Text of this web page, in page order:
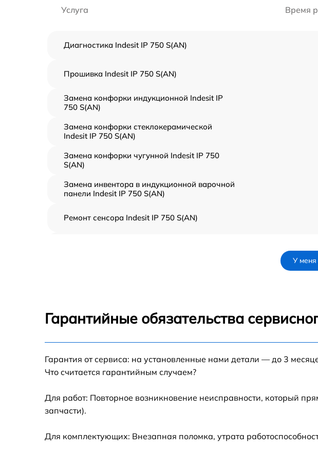
Услуга Время
Диагностика Indesit IP 750 S(AN)
Прошивка Indesit IP 750 S(AN)
Замена конфорки индукционной Indesit IP
750 S(AN)
Замена конфорки стеклокерамической
Indesit IP 750 S(AN)
Замена конфорки чугунной Indesit IP 750
S(AN)
Замена инвентора в индукционной варочной
панели Indesit IP 750 S(AN)
Ремонт сенсора Indesit IP 750 S(AN)
Замена сенсора Indesit IP 750 S(AN)
У меня
Гарантийные обязательства
Гарантия от сервиса: на установленные нами детали — до 3
Что считается гарантийным случаем?
Для работ: Повторное возникновение неисправности, который
запчасти).
Для комплектующих: Внезапная поломка, утрата